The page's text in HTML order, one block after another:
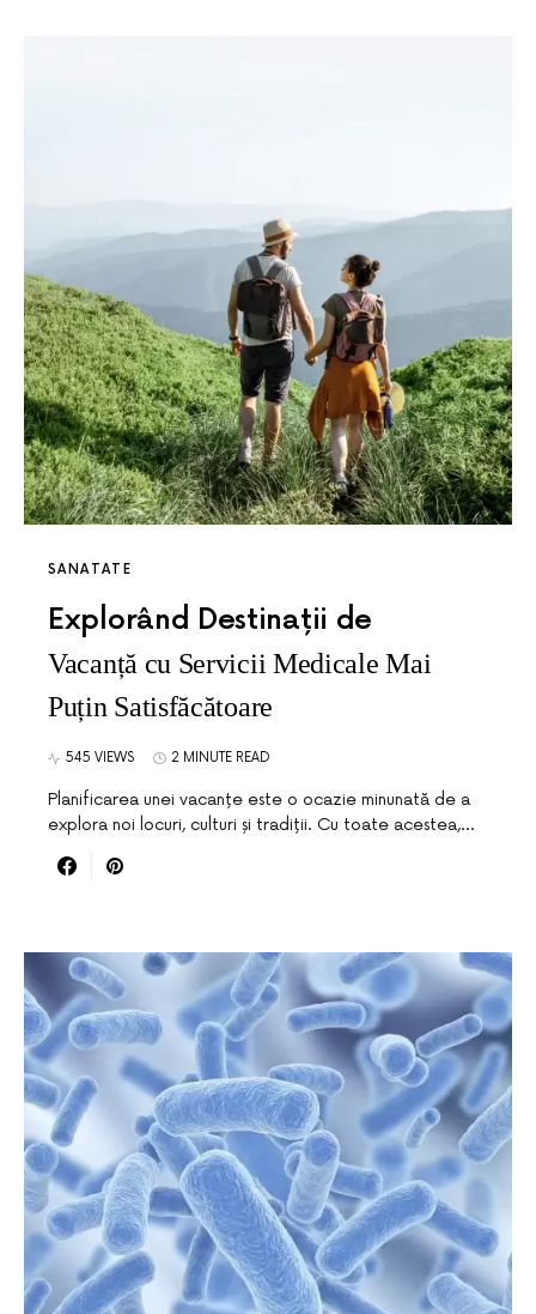
SANATATE
Explorând Destinații de
Vacanță cu Servicii Medicale Mai
Puțin Satisfăcătoare
545 VIEWS 2 MINUTE READ
Planificarea unei vacanțe este o ocazie minunată de a
explora noi locuri, culturi și tradiții. Cu toate acestea,…